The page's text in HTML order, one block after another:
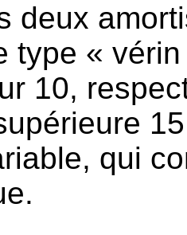
deux
type «
10,
qui